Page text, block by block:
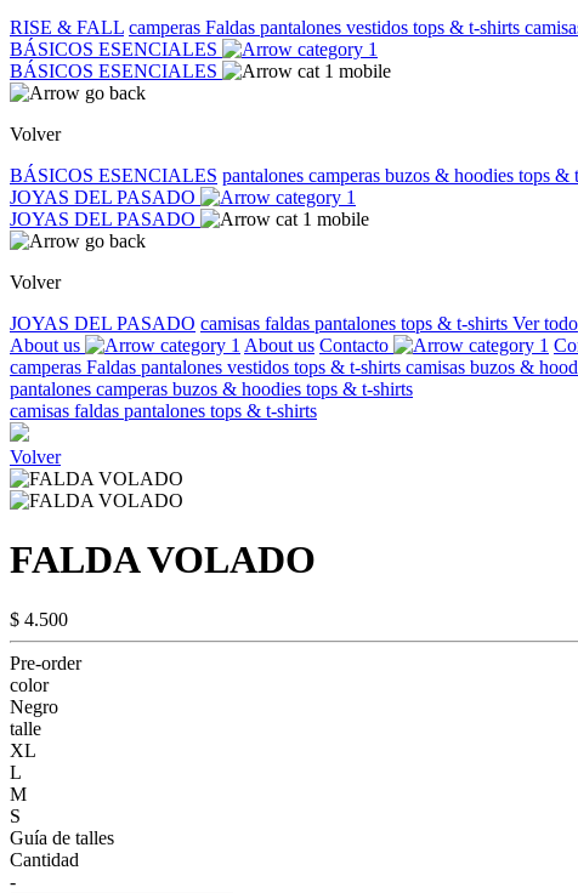
RISE & FALL camperas Faldas pantalones vestidos tops & t-shirts
BÁSICOS ESENCIALES
BÁSICOS ESENCIALES
Volver
BÁSICOS ESENCIALES pantalones camperas buzos & hoodies tops &
JOYAS DEL PASADO
JOYAS DEL PASADO
Volver
JOYAS DEL PASADO camisas faldas pantalones tops & t-shirts Ver todo
About us
About us Contacto
camperas Faldas pantalones vestidos tops & t-shirts camisas buzos &
pantalones camperas buzos & hoodies tops & t-shirts
camisas faldas pantalones tops & t-shirts
Volver
FALDA VOLADO
$ 4.500
Pre-order
color
Negro
talle
XL
L
M
S
Guía de talles
Cantidad
-